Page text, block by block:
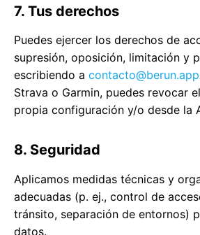
7. Tus derechos
Puedes ejercer los derechos de
supresión, oposición, limitación y
escribiendo a contacto@berun.app
Strava o Garmin, puedes revocar
propia configuración y/o desde la
8. Seguridad
Aplicamos medidas técnicas y
adecuadas (p. ej., control de
tránsito, separación de entornos)
datos.